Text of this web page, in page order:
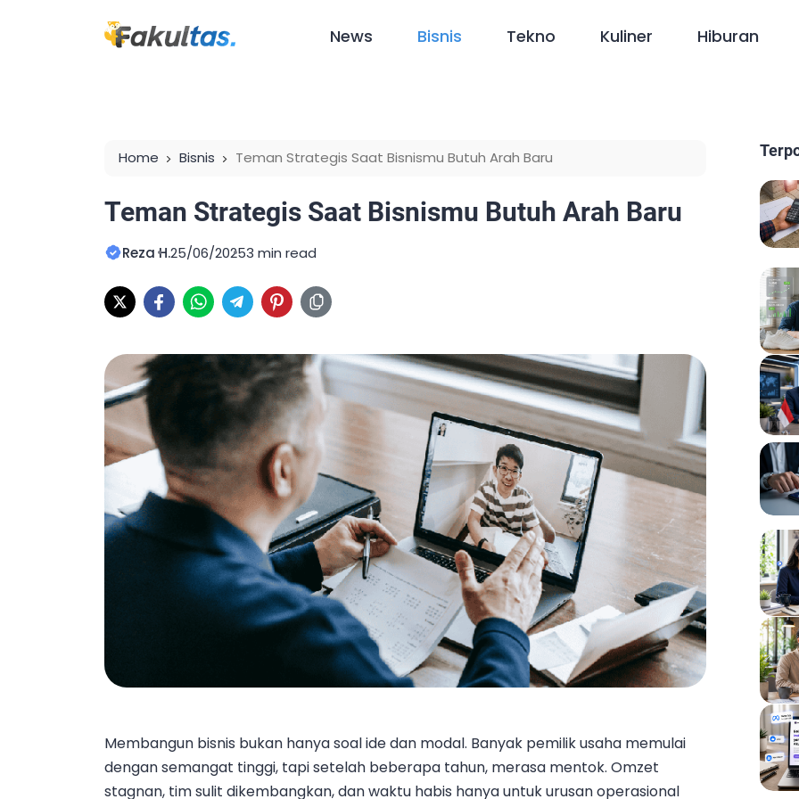
News Bisnis Tekno Kuliner Hiburan
Home Bisnis Teman Strategis Saat Bisnismu Butuh Arah Baru
Teman Strategis Saat Bisnismu Butuh Arah Baru
Reza H.25/06/20253 min read
Membangun bisnis bukan hanya soal ide dan modal. Banyak pemilik usaha memulai
dengan semangat tinggi, tapi setelah beberapa tahun, merasa mentok. Omzet
stagnan, tim sulit dikembangkan, dan waktu habis hanya untuk urusan operasional